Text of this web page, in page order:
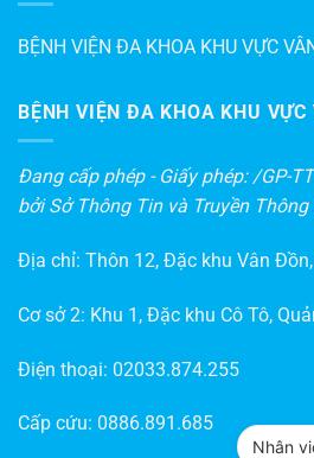
BỆNH VIỆN ĐA KHOA KHU VỰC
BỆNH VIỆN ĐA KHOA KHU VỰC
Đang cấp phép - Giấy phép: /GP-
bởi Sở Thông Tin và Truyền
Địa chỉ: Thôn 12, Đặc khu Vân
Cơ sở 2: Khu 1, Đặc khu Cô Tô,
Điện thoại: 02033.874.255
Cấp cứu: 0886.891.685